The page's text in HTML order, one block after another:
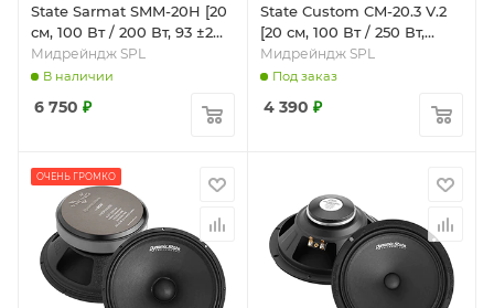
State Sarmat SMM-20H [20
см, 100 Вт / 200 Вт, 93 ±2
дБ]
Мидрейндж SPL
В наличии
6 750 ₽
State Custom CM-20.3 V.2
[20 см, 100 Вт / 250 Вт,
94±2 дБ]
Мидрейндж SPL
Под заказ
4 390 ₽
ОЧЕНЬ ГРОМКО